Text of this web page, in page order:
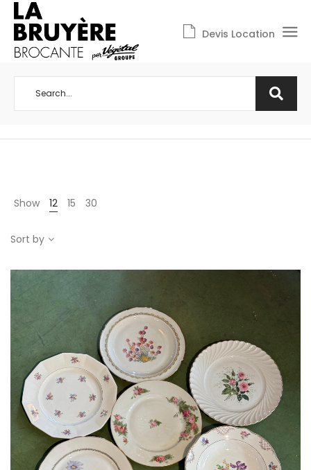
Devis Location
Show 12 15 30
Sort by